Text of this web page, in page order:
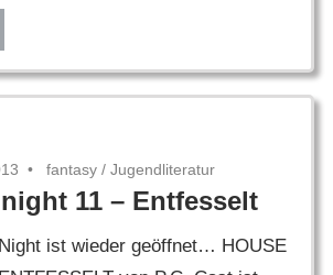
fantasy / Jugendliteratur
11 – Entfesselt
ist wieder geöffnet… HOUSE